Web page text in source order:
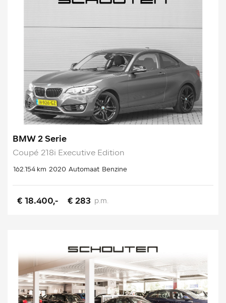
BMW 2 Serie
Coupé 218i Executive Edition
162.154 km 2020 Automaat Benzine
€ 18.400,- € 283 p.m.